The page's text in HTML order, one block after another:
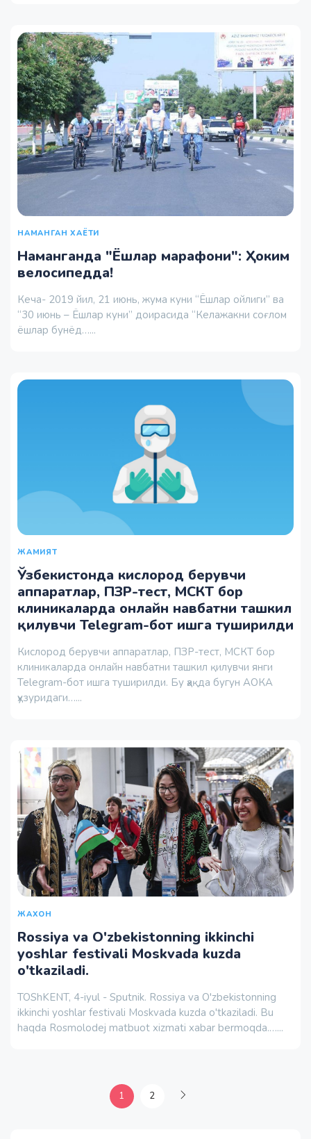
НАМАНГАН ХАЁТИ
Наманганда "Ёшлар марафони": Ҳоким
велосипедда!
Кеча- 2019 йил, 21 июнь, жума куни “Ёшлар ойлиги” ва
“30 июнь – Ёшлар куни” доирасида “Келажакни соғлом
ёшлар бунёд…...
ЖАМИЯТ
Ўзбекистонда кислород берувчи
аппаратлар, ПЗР-тест, МСКТ бор
клиникаларда онлайн навбатни ташкил
қилувчи Telegram-бот ишга туширилди
Кислород берувчи аппаратлар, ПЗР-тест, МСКТ бор
клиникаларда онлайн навбатни ташкил қилувчи янги
Telegram-бот ишга туширилди. Бу ҳақда бугун АОКА
ҳузуридаги…...
ЖАХОН
Rossiya va O'zbekistonning ikkinchi
yoshlar festivali Moskvada kuzda
o'tkaziladi.
TOShKENT, 4-iyul - Sputnik. Rossiya va O'zbekistonning
ikkinchi yoshlar festivali Moskvada kuzda o'tkaziladi. Bu
haqda Rosmolodej matbuot xizmati xabar bermoqda.…...
1 2